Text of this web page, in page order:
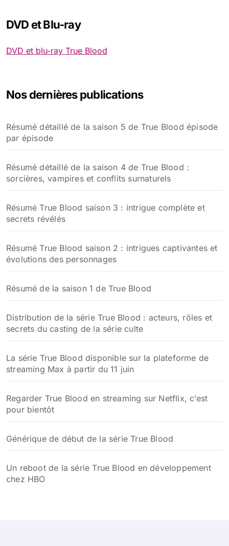
DVD et Blu-ray
DVD et blu-ray True Blood
Nos dernières publications
Résumé détaillé de la saison 5 de True Blood épisode
par épisode
Résumé détaillé de la saison 4 de True Blood :
sorcières, vampires et conflits surnaturels
Résumé True Blood saison 3 : intrigue complète et
secrets révélés
Résumé True Blood saison 2 : intrigues captivantes et
évolutions des personnages
Résumé de la saison 1 de True Blood
Distribution de la série True Blood : acteurs, rôles et
secrets du casting de la série culte
La série True Blood disponible sur la plateforme de
streaming Max à partir du 11 juin
Regarder True Blood en streaming sur Netflix, c’est
pour bientôt
Générique de début de la série True Blood
Un reboot de la série True Blood en développement
chez HBO